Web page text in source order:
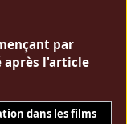
par
après l'article
dans les films